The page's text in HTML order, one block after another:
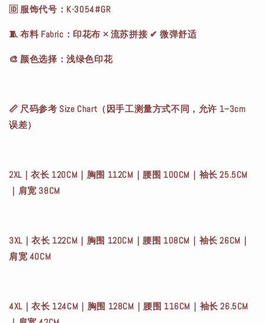
🆔 服饰代号：K-3054#GR
🧵 布料 Fabric：印花布 × 流苏拼接 ✔ 微弹舒适
🎨 颜色选择：浅绿色印花
📏 尺码参考 Size Chart（因手工测量方式不同，允许 1–3cm
误差）
2XL｜衣长 120CM｜胸围 112CM｜腰围 100CM｜袖长 25.5CM
｜肩宽 38CM
3XL｜衣长 122CM｜胸围 120CM｜腰围 108CM｜袖长 26CM｜
肩宽 40CM
4XL｜衣长 124CM｜胸围 128CM｜腰围 116CM｜袖长 26.5CM